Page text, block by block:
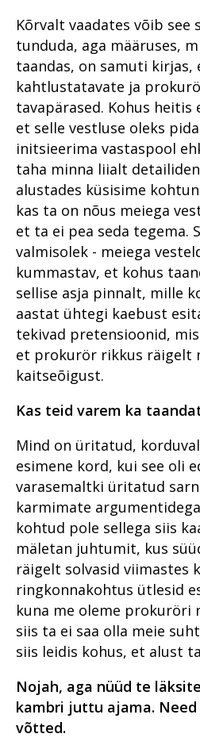
Kõrvalt vaadates võib see
tunduda, aga määruses,
taandas, on samuti kirjas,
kahtlustatavate ja
tavapärased. Kohus heitis
et selle vestluse oleks
initsieerima vastaspool
taha minna liialt
alustades küsisime
kas ta on nõus meiega
et ta ei pea seda tegema.
valmisolek - meiega
kummastav, et kohus
sellise asja pinnalt, mille
aastat ühtegi kaebust
tekivad pretensioonid,
et prokurör rikkus räigelt
kaitseõigust.
Kas teid varem ka
Mind on üritatud,
esimene kord, kui see oli
varasemaltki üritatud
karmimate
kohtud pole sellega siis
mäletan juhtumit, kus
räigelt solvasid viimastes
ringkonnakohtus ütlesid
kuna me oleme prokuröri
siis ta ei saa olla meie
siis leidis kohus, et alust
Nojah, aga nüüd te
kambri juttu ajama.
võtted.